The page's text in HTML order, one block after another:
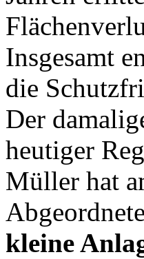
Insgesamt
die
Der
heutiger
Müller hat
kleine